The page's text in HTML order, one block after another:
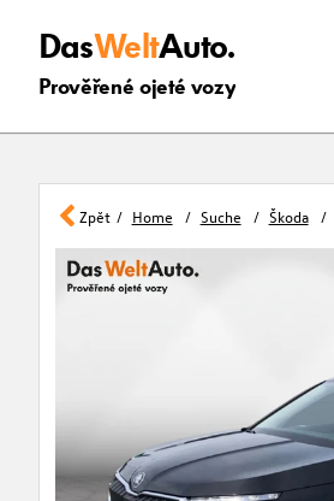
DasWeltAuto.
Prověřené ojeté vozy
Zpět Home Suche Škoda